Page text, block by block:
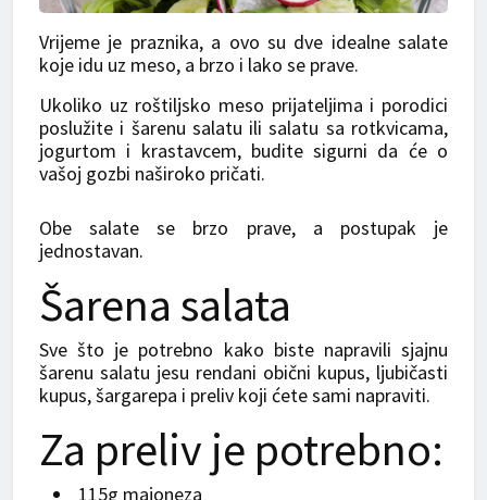
Vrijeme je praznika, a ovo su dve idealne salate
koje idu uz meso, a brzo i lako se prave.
Ukoliko uz roštiljsko meso prijateljima i porodici
poslužite i šarenu salatu ili salatu sa rotkvicama,
jogurtom i krastavcem, budite sigurni da će o
vašoj gozbi naširoko pričati.
Obe salate se brzo prave, a postupak je
jednostavan.
Šarena salata
Sve što je potrebno kako biste napravili sjajnu
šarenu salatu jesu rendani obični kupus, ljubičasti
kupus, šargarepa i preliv koji ćete sami napraviti.
Za preliv je potrebno:
115g majoneza